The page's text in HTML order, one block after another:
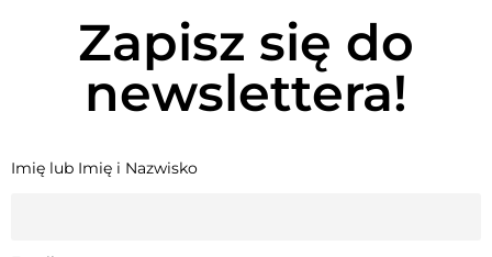
Zapisz się do
newslettera!
Imię lub Imię i Nazwisko